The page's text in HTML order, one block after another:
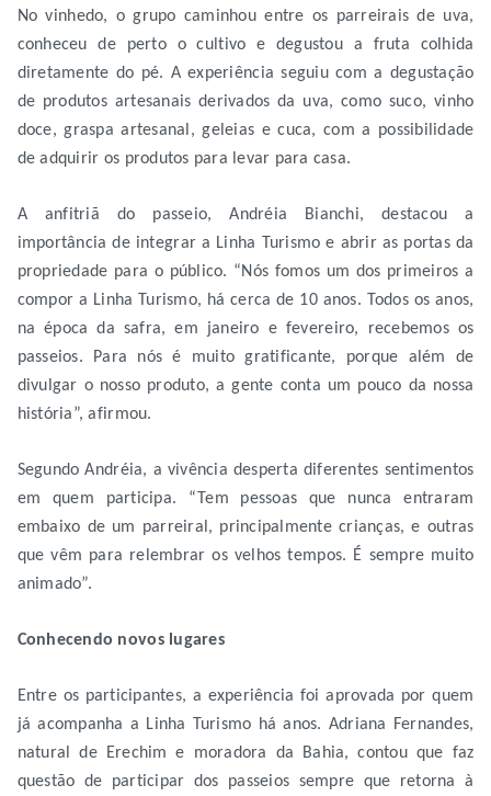
No vinhedo, o grupo caminhou entre os parreirais de uva,
conheceu de perto o cultivo e degustou a fruta colhida
diretamente do pé. A experiência seguiu com a degustação
de produtos artesanais derivados da uva, como suco, vinho
doce, graspa artesanal, geleias e cuca, com a possibilidade
de adquirir os produtos para levar para casa.
A anfitriã do passeio, Andréia Bianchi, destacou a
importância de integrar a Linha Turismo e abrir as portas da
propriedade para o público. “Nós fomos um dos primeiros a
compor a Linha Turismo, há cerca de 10 anos. Todos os anos,
na época da safra, em janeiro e fevereiro, recebemos os
passeios. Para nós é muito gratificante, porque além de
divulgar o nosso produto, a gente conta um pouco da nossa
história”, afirmou.
Segundo Andréia, a vivência desperta diferentes sentimentos
em quem participa. “Tem pessoas que nunca entraram
embaixo de um parreiral, principalmente crianças, e outras
que vêm para relembrar os velhos tempos. É sempre muito
animado”.
Conhecendo novos lugares
Entre os participantes, a experiência foi aprovada por quem
já acompanha a Linha Turismo há anos. Adriana Fernandes,
natural de Erechim e moradora da Bahia, contou que faz
questão de participar dos passeios sempre que retorna à